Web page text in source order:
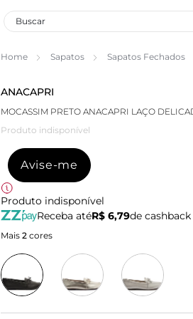
Home Sapatos Sapatos Fechados
ANACAPRI
MOCASSIM PRETO ANACAPRI LAÇO
Produto indisponível
Avise-me
Produto indisponível
Receba atéR$ 6,79de cashback
Mais 2 cores